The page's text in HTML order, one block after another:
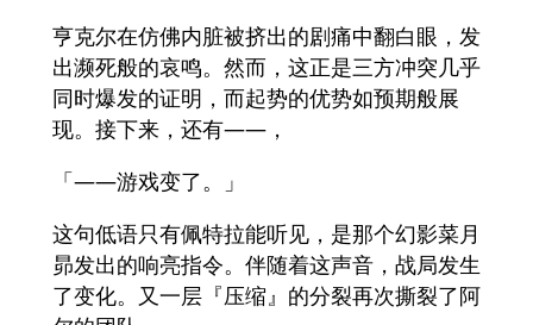
亨克尔在仿佛内脏被挤出的剧痛中翻白眼，发
出濒死般的哀鸣。然而，这正是三方冲突几乎
同时爆发的证明，而起势的优势如预期般展
现。接下来，还有——，
「——游戏变了。」
这句低语只有佩特拉能听见，是那个幻影菜月
昴发出的响亮指令。伴随着这声音，战局发生
了变化。又一层『压缩』的分裂再次撕裂了阿